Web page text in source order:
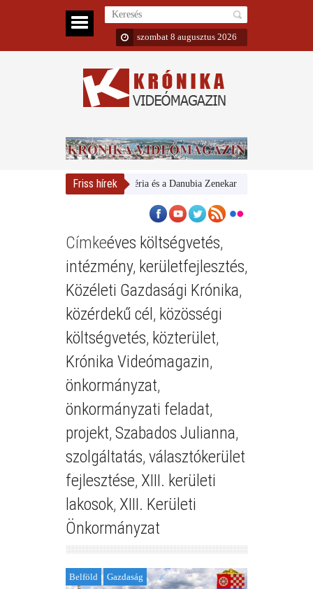
szombat 8 augusztus 2026
Friss hírek
Magyar Nemzeti Galéria és a Danubia Zenekar
Címkeéves költségvetés,
intézmény, kerületfejlesztés,
Közéleti Gazdasági Krónika,
közérdekű cél , közösségi
költségvetés, közterület,
Krónika Videómagazin,
önkormányzat,
önkormányzati feladat,
projekt, Szabados Julianna,
szolgáltatás, választókerület
fejlesztése, XIII. kerületi
lakosok, XIII. Kerületi
Önkormányzat
Belföld Gazdaság